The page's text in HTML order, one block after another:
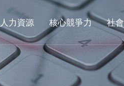
人力資源 核心競爭力 社